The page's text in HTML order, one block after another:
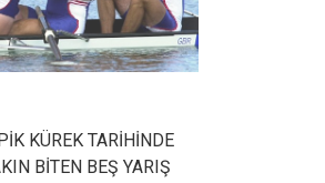
KÜREK TARİHİNDE
BİTEN BEŞ YARIŞ